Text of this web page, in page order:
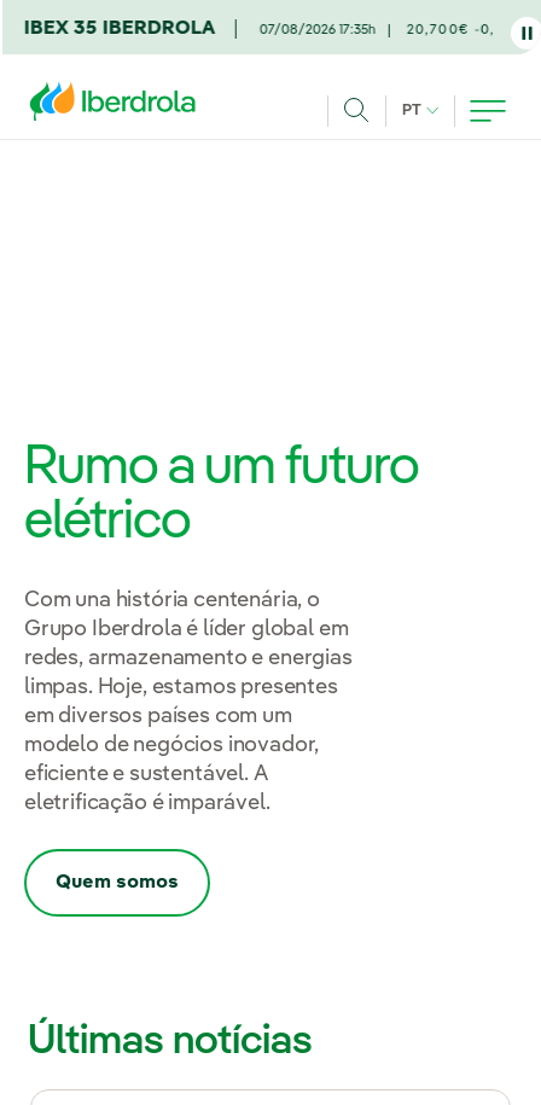
07/08/2026 17:35h 20,700€ -0,09%
PT IDIOMA ATUAL,
Rumo a um futuro
elétrico
Com una história centenária, o
Grupo Iberdrola é líder global em
redes, armazenamento e energias
limpas. Hoje, estamos presentes
em diversos países com um
modelo de negócios inovador,
eficiente e sustentável. A
eletrificação é imparável.
Quem somos
Últimas notícias